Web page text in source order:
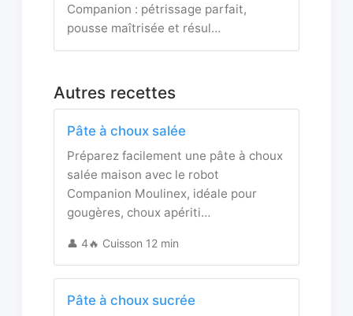
Companion : pétrissage parfait,
pousse maîtrisée et résul…
Autres recettes
Pâte à choux salée
Préparez facilement une pâte à choux
salée maison avec le robot
Companion Moulinex, idéale pour
gougères, choux apériti…
👤 4🔥 Cuisson 12 min
Pâte à choux sucrée